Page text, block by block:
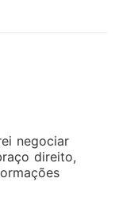
negociar
direito,